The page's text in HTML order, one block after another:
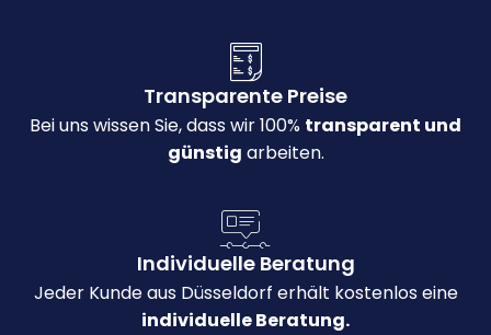
Transparente Preise
Bei uns wissen Sie, dass wir 100% transparent und
günstig arbeiten.
Individuelle Beratung
Jeder Kunde aus Düsseldorf erhält kostenlos eine
individuelle Beratung.